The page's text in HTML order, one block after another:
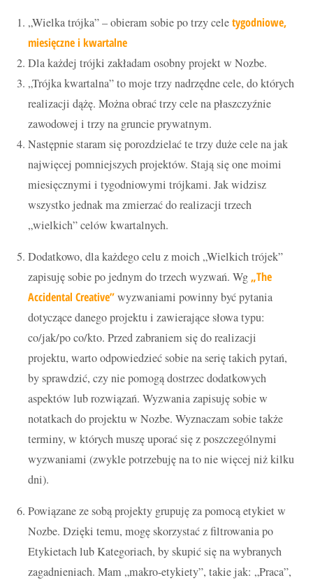
„Wielka trójka” – obieram sobie po trzy celetygodniowe,
miesięczne i kwartalne
Dla każdej trójki zakładam osobny projekt w Nozbe.
„Trójka kwartalna” to moje trzy nadrzędne cele, do których
realizacji dążę. Można obrać trzy cele na płaszczyźnie
zawodowej i trzy na gruncie prywatnym.
Następnie staram się porozdzielać te trzy duże cele na jak
najwięcej pomniejszych projektów. Stają się one moimi
miesięcznymi i tygodniowymi trójkami. Jak widzisz
wszystko jednak ma zmierzać do realizacji trzech
„wielkich” celów kwartalnych.
Dodatkowo, dla każdego celu z moich „Wielkich trójek”
zapisuję sobie po jednym do trzech wyzwań. Wg „The
Accidental Creative”wyzwaniami powinny być pytania
dotyczące danego projektu i zawierające słowa typu:
co/jak/po co/kto. Przed zabraniem się do realizacji
projektu, warto odpowiedzieć sobie na serię takich pytań,
by sprawdzić, czy nie pomogą dostrzec dodatkowych
aspektów lub rozwiązań. Wyzwania zapisuję sobie w
notatkach do projektu w Nozbe. Wyznaczam sobie także
terminy, w których muszę uporać się z poszczególnymi
wyzwaniami (zwykle potrzebuję na to nie więcej niż kilku
dni).
Powiązane ze sobą projekty grupuję za pomocą etykiet w
Nozbe. Dzięki temu, mogę skorzystać z filtrowania po
Etykietach lub Kategoriach, by skupić się na wybranych
zagadnieniach. Mam „makro-etykiety”, takie jak: „Praca”,